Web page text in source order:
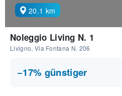
20.1 km
Noleggio Living N. 1
Livigno, Via Fontana N. 206
−17% günstiger